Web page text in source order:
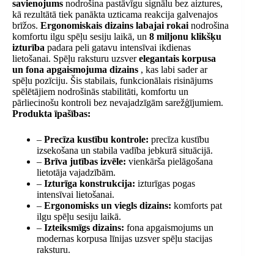
savienojums nodrošina pastāvīgu signālu bez aiztures,
kā rezultātā tiek panākta uzticama reakcija galvenajos
brīžos. Ergonomiskais dizains labajai rokai nodrošina
komfortu ilgu spēļu sesiju laikā, un 8 miljonu klikšķu
izturība padara peli gatavu intensīvai ikdienas
lietošanai. Spēļu raksturu uzsverelegantais korpusa
un fona apgaismojuma dizains , kas labi sader ar
spēļu pozīciju. Šis stabilais, funkcionālais risinājums
spēlētājiem nodrošinās stabilitāti, komfortu un
pārliecinošu kontroli bez nevajadzīgām sarežģījumiem.
Produkta īpašības:
– Precīza kustību kontrole: precīza kustību
izsekošana un stabila vadība jebkurā situācijā.
– Brīva jutības izvēle: vienkārša pielāgošana
lietotāja vajadzībām.
– Izturīga konstrukcija: izturīgas pogas
intensīvai lietošanai.
– Ergonomisks un viegls dizains: komforts pat
ilgu spēļu sesiju laikā.
– Izteiksmīgs dizains: fona apgaismojums un
modernas korpusa līnijas uzsver spēļu stacijas
raksturu.